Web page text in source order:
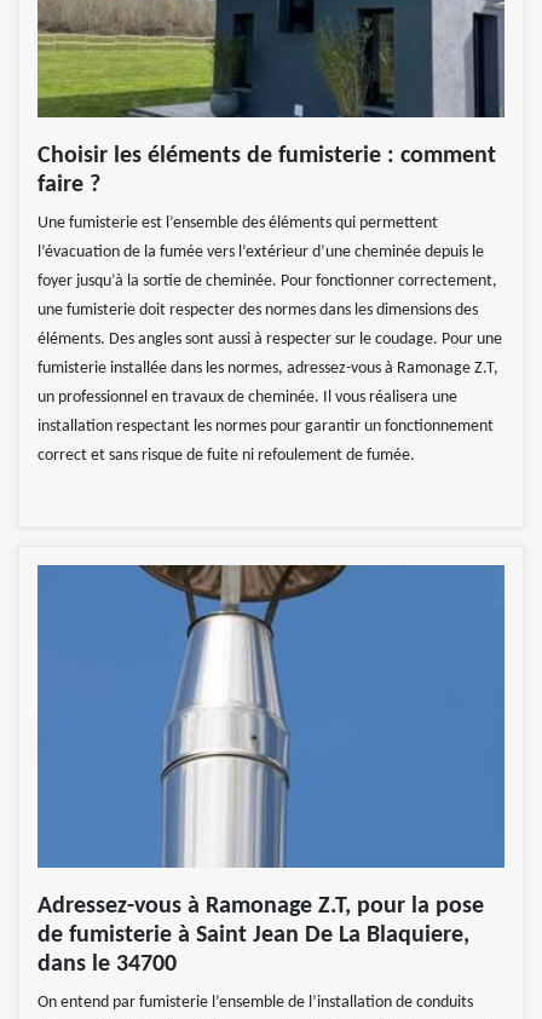
Choisir les éléments de fumisterie : comment
faire ?
Une fumisterie est l’ensemble des éléments qui permettent
l’évacuation de la fumée vers l’extérieur d’une cheminée depuis le
foyer jusqu’à la sortie de cheminée. Pour fonctionner correctement,
une fumisterie doit respecter des normes dans les dimensions des
éléments. Des angles sont aussi à respecter sur le coudage. Pour une
fumisterie installée dans les normes, adressez-vous à Ramonage Z.T,
un professionnel en travaux de cheminée. Il vous réalisera une
installation respectant les normes pour garantir un fonctionnement
correct et sans risque de fuite ni refoulement de fumée.
Adressez-vous à Ramonage Z.T, pour la pose
de fumisterie à Saint Jean De La Blaquiere,
dans le 34700
On entend par fumisterie l’ensemble de l’installation de conduits